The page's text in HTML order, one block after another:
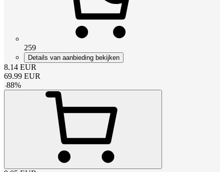
259
Details van aanbieding bekijken
8.14 EUR
69.99 EUR
-88%